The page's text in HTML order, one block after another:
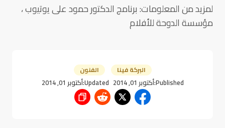
لمزيد من المعلومات: برنامج الدكتور حمود على يوتيوب ،
مؤسسة الدوحة للأفلام
البركة فينا الفنون
Published:أكتوبر 01, 2014 Updated:أكتوبر 01, 2014